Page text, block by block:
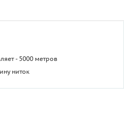
- 5000 метров
ниток